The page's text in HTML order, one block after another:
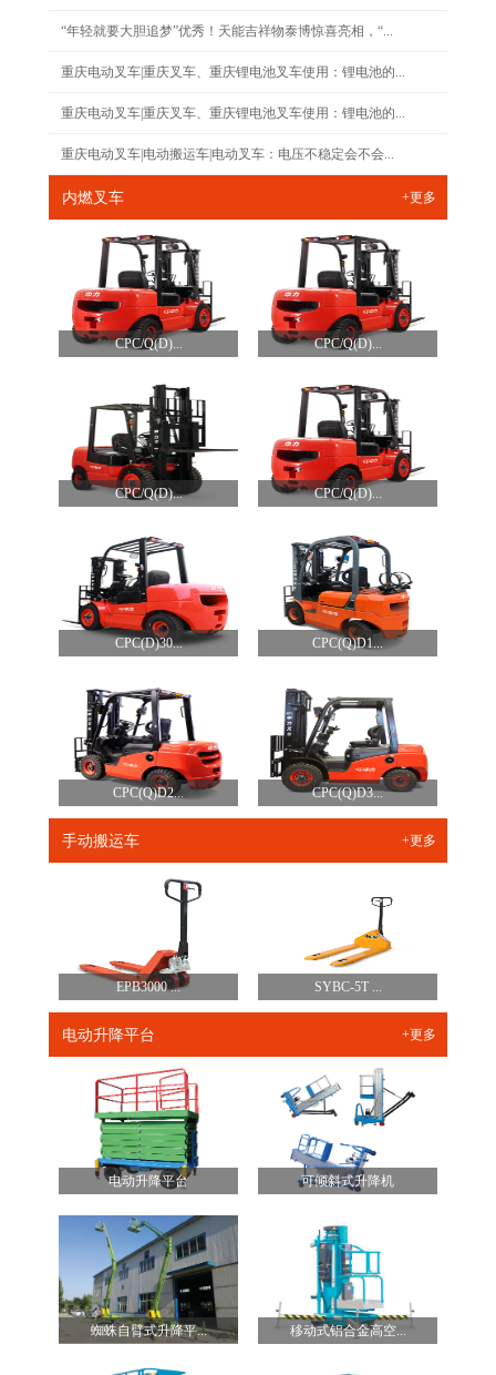
“年轻就要大胆追梦”优秀！天能吉祥物泰博惊喜亮相，“...
重庆电动叉车|重庆叉车、重庆锂电池叉车使用：锂电池的...
重庆电动叉车|重庆叉车、重庆锂电池叉车使用：锂电池的...
重庆电动叉车|电动搬运车|电动叉车：电压不稳定会不会...
内燃叉车 +更多
CPC/Q(D)... CPC/Q(D)...
CPC/Q(D)... CPC/Q(D)...
CPC(D)30... CPC(Q)D1...
CPC(Q)D2... CPC(Q)D3...
手动搬运车 +更多
EPB3000 ... SYBC-5T ...
电动升降平台 +更多
电动升降平台 可倾斜式升降机
蜘蛛自臂式升降平... 移动式铝合金高空...